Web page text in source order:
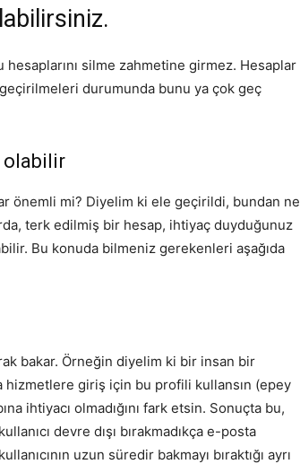
hesaplarını silme zahmetine girmez. Hesaplar
durumunda bunu ya çok geç
olabilir
önemli mi? Diyelim ki ele geçirildi, bundan ne
terk edilmiş bir hesap, ihtiyaç duyduğunuz
Bu konuda bilmeniz gerekenleri aşağıda
bakar. Örneğin diyelim ki bir insan bir
hizmetlere giriş için bu profili kullansın (epey
ihtiyacı olmadığını fark etsin. Sonuçta bu,
devre dışı bırakmadıkça e-posta
uzun süredir bakmayı bıraktığı ayrı